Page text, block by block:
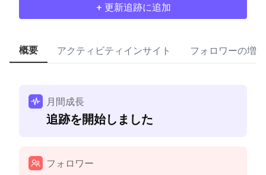
+ 更新追跡に追加
概要 アクティビティインサイト フォロワーの増加
月間成長
追跡を開始しました
フォロワー